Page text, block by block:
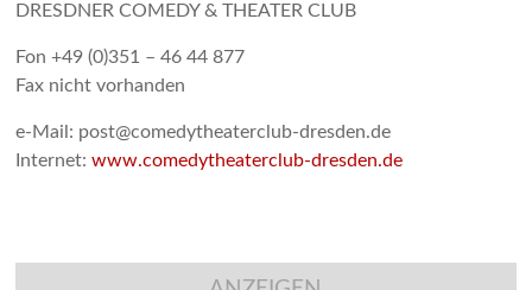
DRESDNER COMEDY & THEATER CLUB
Fon +49 (0)351 – 46 44 877
Fax nicht vorhanden
e-Mail: post@comedytheaterclub-dresden.de
Internet:www.comedytheaterclub-dresden.de